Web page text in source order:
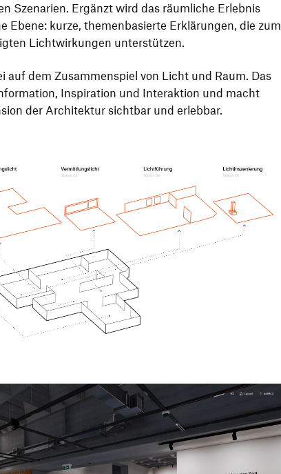
Szenarien. Ergänzt wird das räumliche Erlebnis
Ebene: kurze, themenbasierte Erklärungen, die zum
Lichtwirkungen unterstützen.
auf dem Zusammenspiel von Licht und Raum. Das
Inspiration und Interaktion und macht
der Architektur sichtbar und erlebbar.